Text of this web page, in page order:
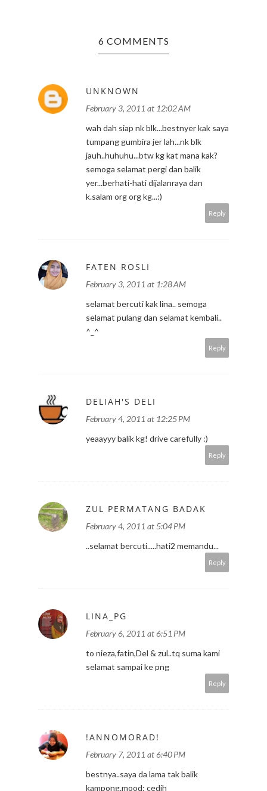
6 COMMENTS
UNKNOWN
February 3, 2011 at 12:02 AM
wah dah siap nk blk...bestnyer kak saya
tumpang gumbira jer lah...nk blk
jauh..huhuhu...btw kg kat mana kak?
semoga selamat pergi dan balik
yer...berhati-hati dijalanraya dan
k.salam org org kg...:)
Reply
FATEN ROSLI
February 3, 2011 at 1:28 AM
selamat bercuti kak lina.. semoga
selamat pulang dan selamat kembali..
^_^
Reply
DELIAH'S DELI
February 4, 2011 at 12:25 PM
yeaayyy balik kg! drive carefully :)
Reply
ZUL PERMATANG BADAK
February 4, 2011 at 5:04 PM
..selamat bercuti.....hati2 memandu...
Reply
LINA_PG
February 6, 2011 at 6:51 PM
to nieza,fatin,Del & zul..tq suma kami
selamat sampai ke png
Reply
!ANNOMORAD!
February 7, 2011 at 6:40 PM
bestnya..saya da lama tak balik
kampong.mood: cedih